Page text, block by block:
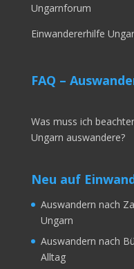
Ungarnforum
Einwandererhilfe
FAQ –
Was muss ich
Ungarn auswandere?
Neu auf
Auswandern nach
Ungarn
Auswandern nach
Alltag